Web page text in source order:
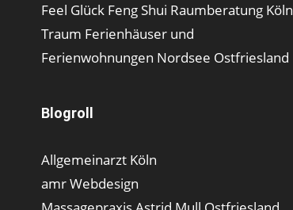
Feel Glück Feng Shui Raumberatung Köln
Traum Ferienhäuser und
Ferienwohnungen Nordsee Ostfriesland
Blogroll
Allgemeinarzt Köln
amr Webdesign